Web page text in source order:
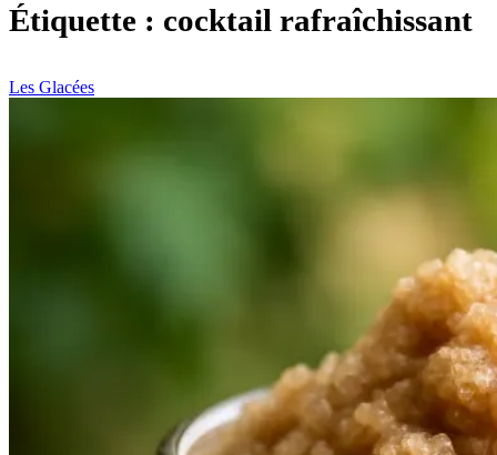
Étiquette : cocktail rafraîchissant
Les Glacées